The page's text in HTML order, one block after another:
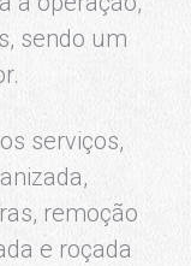
sendo um
serviços,
remoção
e roçada